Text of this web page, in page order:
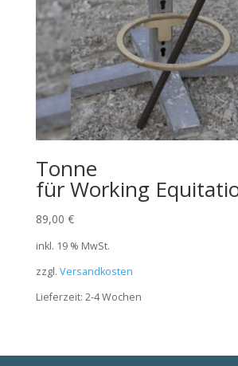
Tonne
für Working
89,00 €
inkl. 19 % MwSt.
zzgl. Versandkosten
Lieferzeit: 2-4 Wochen